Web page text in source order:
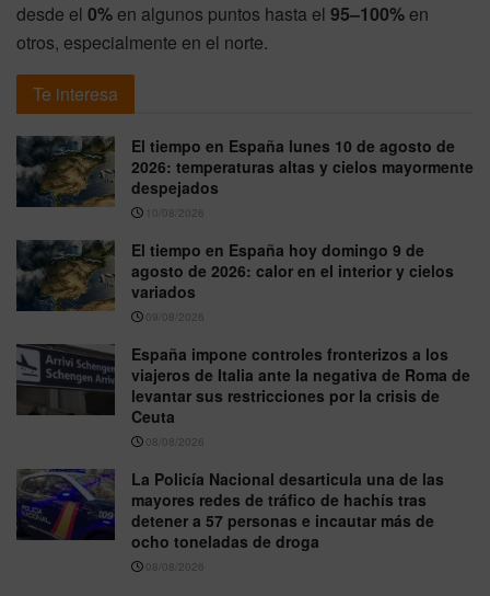
desde el 0% en algunos puntos hasta el 95–100% en
otros, especialmente en el norte.
Te interesa
El tiempo en España lunes 10 de agosto de
2026: temperaturas altas y cielos mayormente
despejados
10/08/2026
El tiempo en España hoy domingo 9 de
agosto de 2026: calor en el interior y cielos
variados
09/08/2026
España impone controles fronterizos a los
viajeros de Italia ante la negativa de Roma de
levantar sus restricciones por la crisis de
Ceuta
08/08/2026
La Policía Nacional desarticula una de las
mayores redes de tráfico de hachís tras
detener a 57 personas e incautar más de
ocho toneladas de droga
08/08/2026